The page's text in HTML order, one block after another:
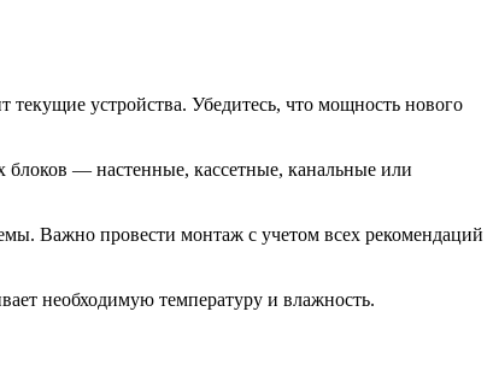
устройства. Убедитесь, что мощность нового
— настенные, кассетные, канальные или
Важно провести монтаж с учетом всех рекомендаций
необходимую температуру и влажность.